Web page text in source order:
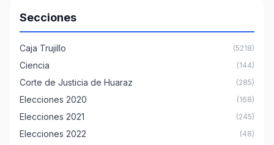
Secciones
Caja Trujillo (5218)
Ciencia (144)
Corte de Justicia de Huaraz (285)
Elecciones 2020 (168)
Elecciones 2021 (245)
Elecciones 2022 (48)